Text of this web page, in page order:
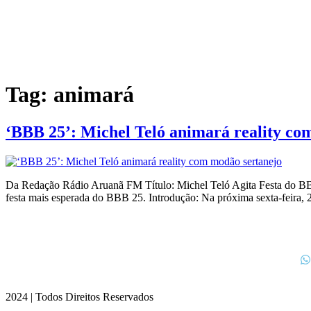
Tag: animará
‘BBB 25’: Michel Teló animará reality
Da Redação Rádio Aruanã FM Título: Michel Teló Agita Festa do
festa mais esperada do BBB 25. Introdução: Na próxima sexta-
2024 | Todos Direitos Reservados